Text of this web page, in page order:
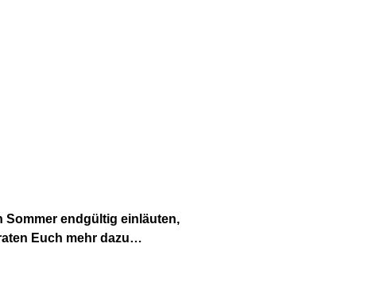
Sommer endgültig einläuten,
Euch mehr dazu…